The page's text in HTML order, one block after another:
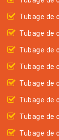
Tubage de
Tubage de
Tubage de
Tubage de
Tubage de
Tubage de
Tubage de
Tubage de